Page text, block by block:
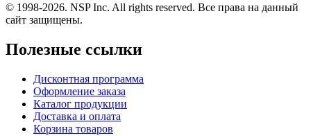
© 1998-2026. NSP Inc. All rights reserved. Все права на данный
сайт защищены.
Полезные ссылки
Дисконтная программа
Оформление заказа
Каталог продукции
Доставка и оплата
Корзина товаров